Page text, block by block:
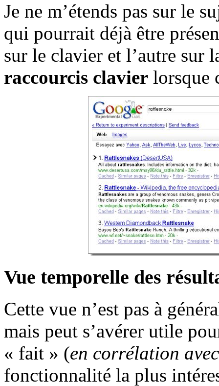
Je ne m’étends pas sur le
qui pourrait déjà être
sur le clavier et l’autre sur
raccourcis clavier lorsque
Vue temporelle des
Cette vue n’est pas à
mais peut s’avérer utile
« fait » (en corrélation
fonctionnalité la plus